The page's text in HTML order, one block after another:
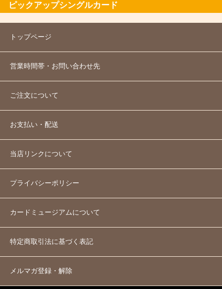
ピックアップシングルカード
トップページ
営業時間帯・お問い合わせ先
ご注文について
お支払い・配送
当店リンクについて
プライバシーポリシー
カードミュージアムについて
特定商取引法に基づく表記
メルマガ登録・解除